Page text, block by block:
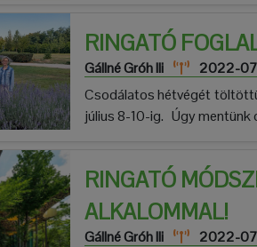
RINGATÓ
Gállné Gróh Ili
2022-
Csodálatos hétvégét
július 8-10-ig. Úgy mentünk
RINGATÓ
ALKALOMMAL!
Gállné Gróh Ili
2022-